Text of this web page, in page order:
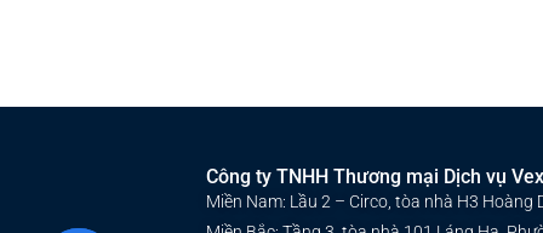
Công ty TNHH Thương mại Dịch vụ
Miền Nam: Lầu 2 – Circo, tòa nhà H3 Hoàng